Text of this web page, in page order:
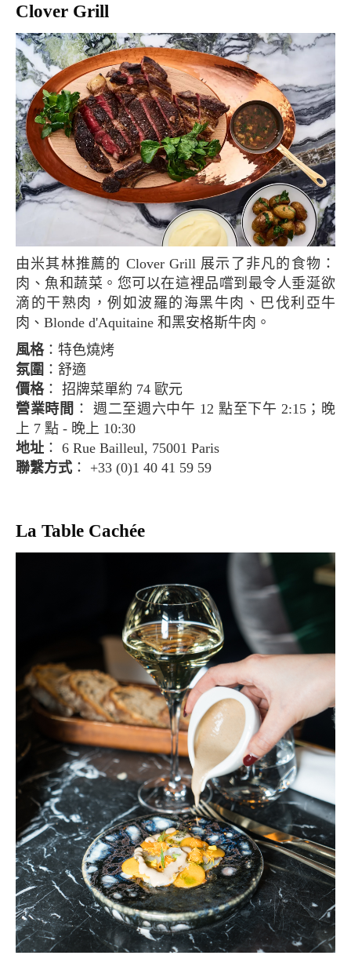
Clover Grill
由米其林推薦的 Clover Grill 展示了非凡的食物：
肉、魚和蔬菜。您可以在這裡品嚐到最令人垂涎​​欲
滴的干熟肉，例如波羅的海黑牛肉、巴伐利亞牛
肉、Blonde d'Aquitaine 和黑安格斯牛肉。
風格：特色燒烤
氛圍 ：舒適
價格： 招牌菜單約 74 歐元
營業時間 ： 週二至週六中午 12 點至下午 2:15；晚
上 7 點 - 晚上 10:30
地址 ： 6 Rue Bailleul, 75001 Paris
聯繫方式 ： +33 (0)1 40 41 59 59
La Table Cachée